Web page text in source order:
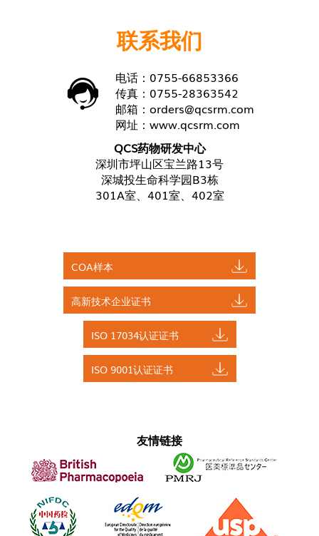
联系我们
电话：0755-66853366
传真：0755-28363542
邮箱： orders@qcsrm.com
网址： www.qcsrm.com
QCS药物研发中心
深圳市坪山区宝兰路13号
深城投生命科学园B3栋
301A室、401室、402室
COA样本
高新技术企业证书
ISO 17034认证证书
ISO 9001认证证书
友情链接